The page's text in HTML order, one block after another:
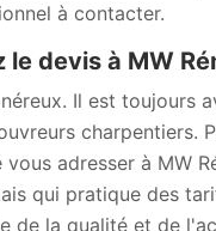
à contacter.
devis à MW
Il est toujours
charpentiers.
adresser à MW
qui pratique des
de la qualité et de